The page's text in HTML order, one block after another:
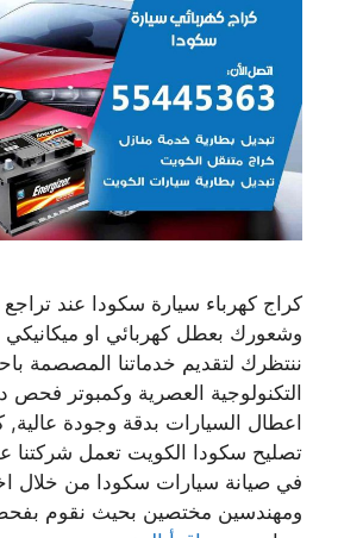
كراج كهرباء سيارة سكودا عند تراجع
وشعورك بعطل كهربائي او ميكانيكي
ننتظرك لتقديم خدماتنا المصصمة
التكنولوجية العصرية وكمبوتر
اعطال السيارات بدقة وجودة عالية,
تصليح سكودا الكويت تعمل شركتنا
في صيانة سيارات سكودا من خلال
ومهندسين مختصين بحيث نقوم